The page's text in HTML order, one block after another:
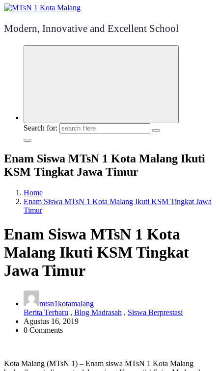
Modern, Innovative and Excellent School
Search for:
Enam Siswa MTsN 1 Kota Malang Ikuti
KSM Tingkat Jawa Timur
Home
Enam Siswa MTsN 1 Kota Malang Ikuti KSM Tingkat Jawa
Timur
Enam Siswa MTsN 1 Kota
Malang Ikuti KSM Tingkat
Jawa Timur
mtsn1kotamalang
Berita Terbaru , Blog Madrasah , Siswa Berprestasi
Agustus 16, 2019
0 Comments
Kota Malang (MTsN 1) – Enam siswa MTsN 1 Kota Malang